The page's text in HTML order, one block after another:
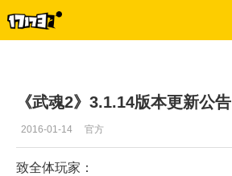
《武魂2》3.1.14版本更新公告
2016-01-14 官方
致全体玩家：